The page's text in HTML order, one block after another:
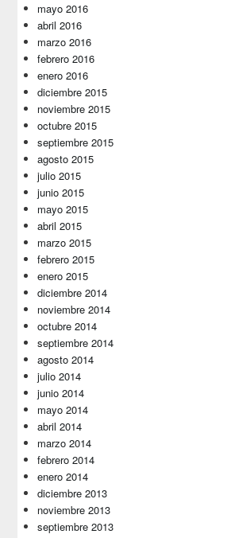
mayo 2016
abril 2016
marzo 2016
febrero 2016
enero 2016
diciembre 2015
noviembre 2015
octubre 2015
septiembre 2015
agosto 2015
julio 2015
junio 2015
mayo 2015
abril 2015
marzo 2015
febrero 2015
enero 2015
diciembre 2014
noviembre 2014
octubre 2014
septiembre 2014
agosto 2014
julio 2014
junio 2014
mayo 2014
abril 2014
marzo 2014
febrero 2014
enero 2014
diciembre 2013
noviembre 2013
septiembre 2013